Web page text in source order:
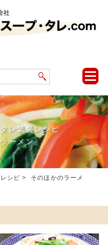
toggle
レ繁盛レシピ
ーメン」
シピ > そのほかのラーメ